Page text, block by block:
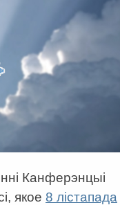
Канферэнцыі
якое 8 лістапада